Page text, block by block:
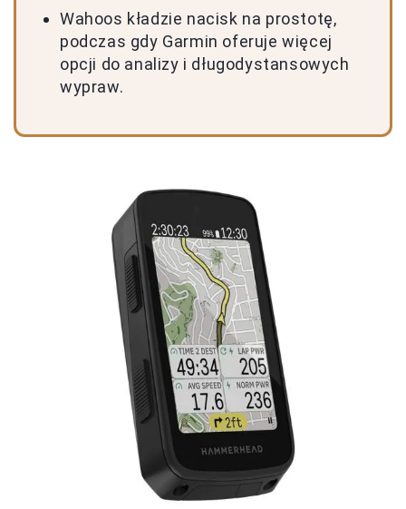
Wahoos kładzie nacisk na prostotę,
podczas gdy Garmin oferuje więcej
opcji do analizy i długodystansowych
wypraw.